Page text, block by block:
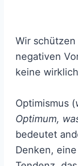
Wir
negativen
keine
Optimismus (
Optimum,
bedeutet
Denken,